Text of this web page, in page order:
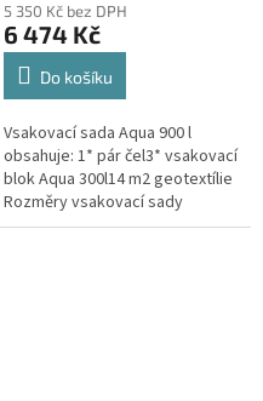
produktu
je
5,0
hvězdiček.
5 350 Kč bez DPH
6 474 Kč
Do košíku
Vsakovací sada Aqua 900 l
obsahuje: 1* pár čel3* vsakovací
blok Aqua 300l14 m2 geotextílie
Rozměry vsakovací sady
360x80x52 cm Nesedí vám